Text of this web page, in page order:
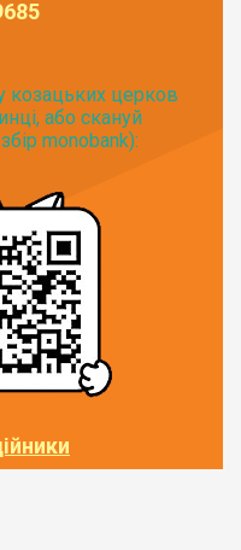
козацьких церков
або скануй
monobank):